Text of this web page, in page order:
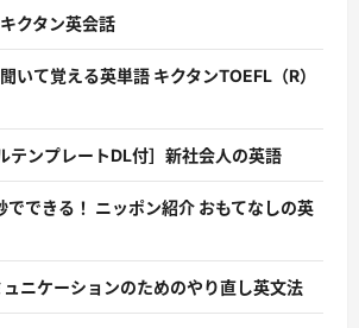
クタン英会話
いて覚える英単語 キクタンTOEFL（R）
テンプレートDL付］新社会人の英語
でできる！ ニッポン紹介 おもてなしの英
ュニケーションのためのやり直し英文法